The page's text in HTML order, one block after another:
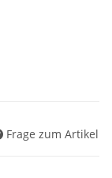
Frage zum Artikel